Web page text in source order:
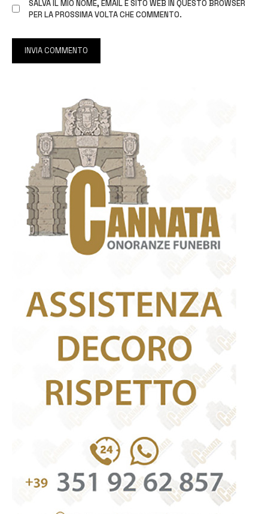
SALVA IL MIO NOME, EMAIL E SITO WEB IN QUESTO BROWSER
PER LA PROSSIMA VOLTA CHE COMMENTO.